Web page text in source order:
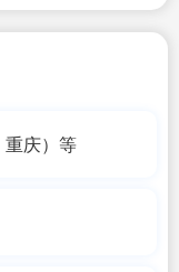
重庆）等